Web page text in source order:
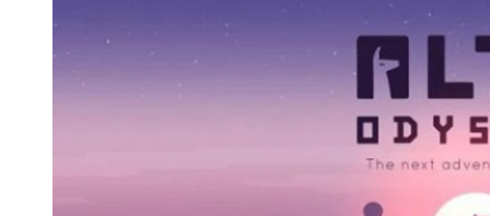
Cấu hình máy tính cho PES 2019: Hướng dẫn tải và chơi